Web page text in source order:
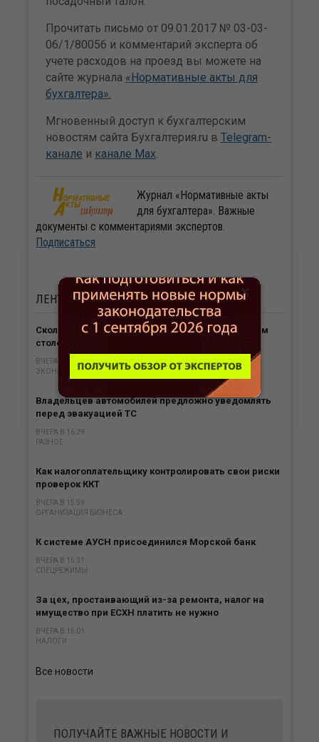
Прочитать письмо от 09.01.2017 № 03-03-
06/1/80056 и комментарий эксперта об
учете расходов на проезд вы можете на
сайте журнала «Нормативные акты для
бухгалтера».
Мгновенный доступ к бухгалтерским
новостям сайта Бухгалтерия.ru в Telegram-
канале и канале Max.
Журнал «Нормативные акты
для бухгалтера». Важные
документы с комментариями экспертов.
Подписаться
ЛЕНТА НОВОСТЕЙ
Сколько сотрудников поддерживают на рабочем
столе идеальный порядок?
ВЧЕРА В 16:49
ЭКОНОМИКА И ОБЩЕСТВО
Владельцев автомобилей предложно уведомлять
перед эвакуацией ТС
ВЧЕРА В 16:29
РАЗНОЕ
Как налогоплательщику контролировать свои риски
проверок ККТ
ВЧЕРА В 15:59
ОРГАНИЗАЦИЯ БИЗНЕСА
К системе АУСН присоединился Морской банк
ВЧЕРА В 15:31
СПЕЦРЕЖИМЫ
За цех, простаивающий из-за ремонта, налог на
имущество при ЕСХН платить не нужно
ВЧЕРА В 15:01
НАЛОГИ
Все новости
ПОЛУЧАЙТЕ ВАЖНЫЕ НОВОСТИ И
×